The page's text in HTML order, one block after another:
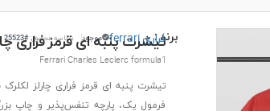
تیشرت پنبه ای قرمز فراری
Ferrari Charles Leclerc formula1
برند :فراری ferrari موجود شناسه محصول:#25523
تیشرت پنبه ای قرمز فراری چارلز لکلرک
فرمول یک، پارچه تنفس‌پذیر و چاپ